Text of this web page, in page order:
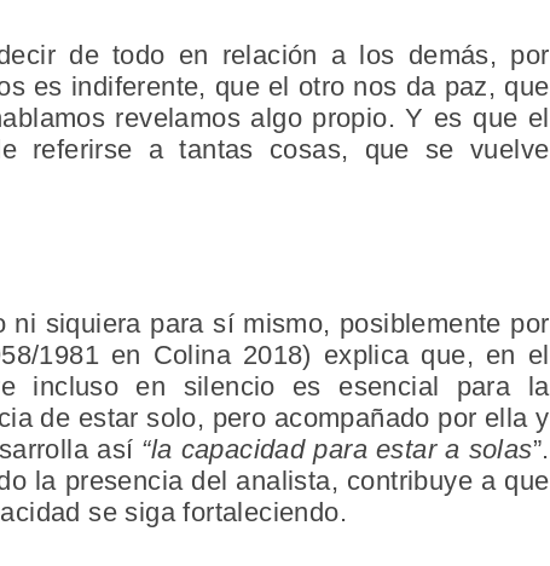
de todo en relación a los demás, por
es indiferente, que el otro nos da paz, que
revelamos algo propio. Y es que el
referirse a tantas cosas, que se vuelve
siquiera para sí mismo, posiblemente por
1981 en Colina 2018) explica que, en el
incluso en silencio es esencial para la
de estar solo, pero acompañado por ella y
así “la capacidad para estar a solas”.
la presencia del analista, contribuye a que
se siga fortaleciendo.